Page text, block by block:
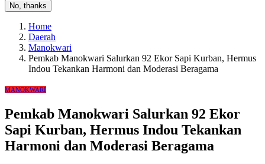
No, thanks
Home
Daerah
Manokwari
Pemkab Manokwari Salurkan 92 Ekor Sapi Kurban, Hermus
Indou Tekankan Harmoni dan Moderasi Beragama
MANOKWARI
Pemkab Manokwari Salurkan 92 Ekor
Sapi Kurban, Hermus Indou Tekankan
Harmoni dan Moderasi Beragama